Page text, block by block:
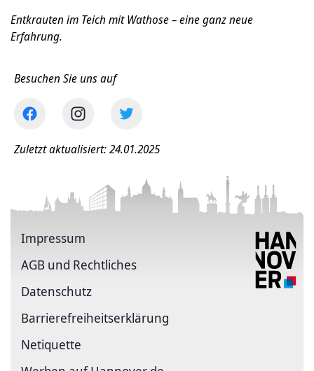
Entkrauten im Teich mit Wathose – eine ganz neue
Erfahrung.
Besuchen Sie uns auf
Zuletzt aktualisiert: 24.01.2025
Impressum
AGB und Rechtliches
Datenschutz
Barriere­freiheits­erklärung
Netiquette